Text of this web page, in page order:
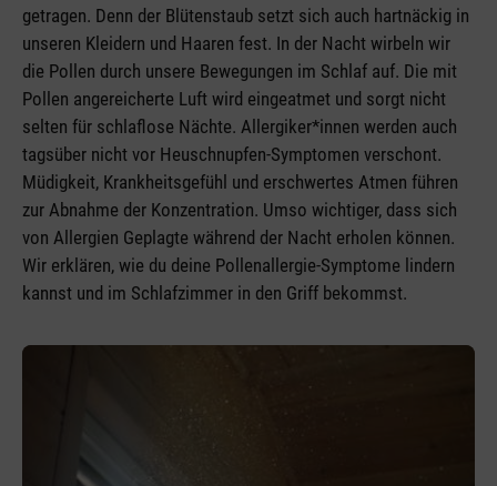
getragen. Denn der Blütenstaub setzt sich auch hartnäckig in
unseren Kleidern und Haaren fest. In der Nacht wirbeln wir
die Pollen durch unsere Bewegungen im Schlaf auf. Die mit
Pollen angereicherte Luft wird eingeatmet und sorgt nicht
selten für schlaflose Nächte. Allergiker*innen werden auch
tagsüber nicht vor Heuschnupfen-Symptomen verschont.
Müdigkeit, Krankheitsgefühl und erschwertes Atmen führen
zur Abnahme der Konzentration. Umso wichtiger, dass sich
von Allergien Geplagte während der Nacht erholen können.
Wir erklären, wie du deine Pollenallergie-Symptome lindern
kannst und im Schlafzimmer in den Griff bekommst.